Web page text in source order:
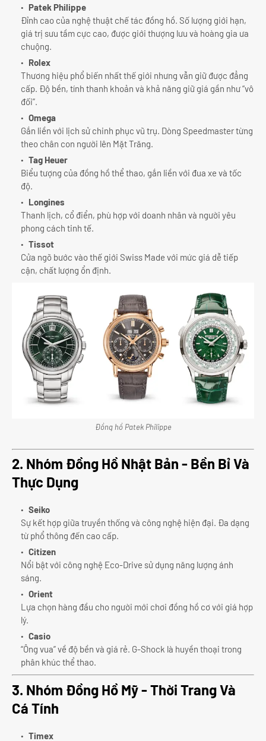
Patek Philippe
Đỉnh cao của nghệ thuật chế tác đồng hồ. Số lượng giới hạn,
giá trị sưu tầm cực cao, được giới thượng lưu và hoàng gia ưa
chuộng.
Rolex
Thương hiệu phổ biến nhất thế giới nhưng vẫn giữ được đẳng
cấp. Độ bền, tính thanh khoản và khả năng giữ giá gần như “vô
đối”.
Omega
Gắn liền với lịch sử chinh phục vũ trụ. Dòng Speedmaster từng
theo chân con người lên Mặt Trăng.
Tag Heuer
Biểu tượng của đồng hồ thể thao, gắn liền với đua xe và tốc
độ.
Longines
Thanh lịch, cổ điển, phù hợp với doanh nhân và người yêu
phong cách tinh tế.
Tissot
Cửa ngõ bước vào thế giới Swiss Made với mức giá dễ tiếp
cận, chất lượng ổn định.
Đồng hồ Patek Philippe
2. Nhóm Đồng Hồ Nhật Bản - Bền Bỉ Và
Thực Dụng
Seiko
Sự kết hợp giữa truyền thống và công nghệ hiện đại. Đa dạng
từ phổ thông đến cao cấp.
Citizen
Nổi bật với công nghệ Eco-Drive sử dụng năng lượng ánh
sáng.
Orient
Lựa chọn hàng đầu cho người mới chơi đồng hồ cơ với giá hợp
lý.
Casio
“Ông vua” về độ bền và giá rẻ. G-Shock là huyền thoại trong
phân khúc thể thao.
3. Nhóm Đồng Hồ Mỹ - Thời Trang Và
Cá Tính
Timex